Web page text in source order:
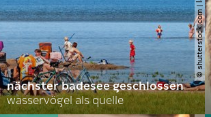
nächster badesee geschlossen
wasservögel als quelle